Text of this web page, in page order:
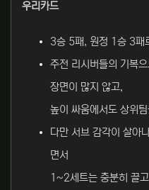
우리카드
3승 5패, 원정 1승 3패
주전 리시버들의 기복
장면이 많지 않고,
높이 싸움에서도 상위
다만 서브 감각이 살아
면서
1~2세트는 충분히 끌